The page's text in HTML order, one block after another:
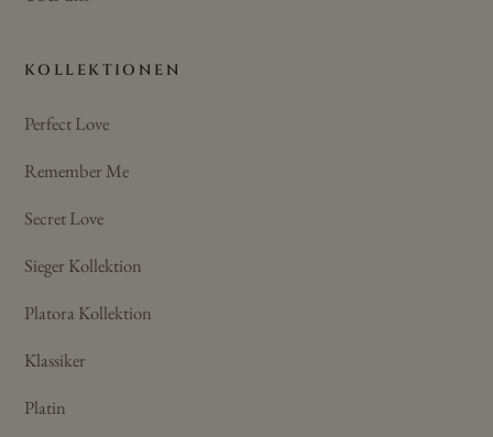
KOLLEKTIONEN
Perfect Love
Remember Me
Secret Love
Sieger Kollektion
Platora Kollektion
Klassiker
Platin